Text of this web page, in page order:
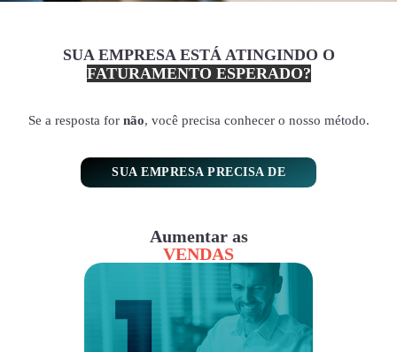
SUA EMPRESA ESTÁ ATINGINDO O
FATURAMENTO ESPERADO?
Se a resposta for não, você precisa conhecer o nosso método.
SUA EMPRESA PRECISA DE
Aumentar as
VENDAS